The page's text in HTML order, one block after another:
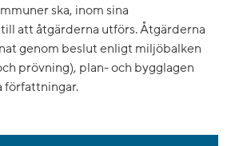
ska, inom sina
att åtgärderna utförs. Åtgärderna
genom beslut enligt miljöbalken
prövning), plan- och bygglagen
författningar.